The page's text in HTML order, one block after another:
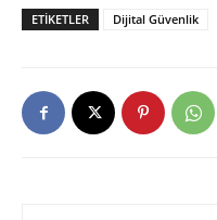
ETIKETLER Dijital Güvenlik